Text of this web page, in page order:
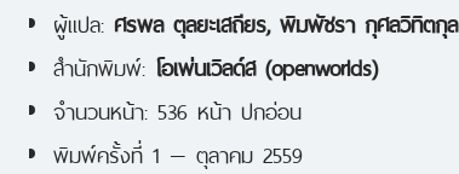
ผู้แปล: ศรพล ตุลยะเสถียร, พิมพัชรา กุศลวิทิตกุล
สำนักพิมพ์: โอเพ่นเวิลด์ส (openworlds)
จำนวนหน้า: 536 หน้า ปกอ่อน
พิมพ์ครั้งที่ 1 — ตุลาคม 2559